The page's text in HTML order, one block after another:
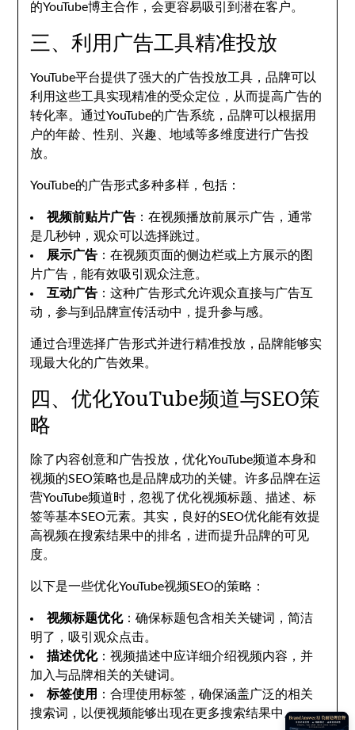
的YouTube博主合作，会更容易吸引到潜在客户。
三、利用广告工具精准投放
YouTube平台提供了强大的广告投放工具，品牌可以
利用这些工具实现精准的受众定位，从而提高广告的
转化率。通过YouTube的广告系统，品牌可以根据用
户的年龄、性别、兴趣、地域等多维度进行广告投
放。
YouTube的广告形式多种多样，包括：
视频前贴片广告 ：在视频播放前展示广告，通常
是几秒钟，观众可以选择跳过。
展示广告 ：在视频页面的侧边栏或上方展示的图
片广告，能有效吸引观众注意。
互动广告 ：这种广告形式允许观众直接与广告互
动，参与到品牌宣传活动中，提升参与感。
通过合理选择广告形式并进行精准投放，品牌能够实
现最大化的广告效果。
四、优化YouTube频道与SEO策
略
除了内容创意和广告投放，优化YouTube频道本身和
视频的SEO策略也是品牌成功的关键。许多品牌在运
营YouTube频道时，忽视了优化视频标题、描述、标
签等基本SEO元素。其实，良好的SEO优化能有效提
高视频在搜索结果中的排名，进而提升品牌的可见
度。
以下是一些优化YouTube视频SEO的策略：
视频标题优化：确保标题包含相关关键词，简洁
明了，吸引观众点击。
描述优化：视频描述中应详细介绍视频内容，并
加入与品牌相关的关键词。
标签使用
：合理使用标签，确保涵盖广泛的相关
搜索词，以便视频能够出现在更多搜索结果中。